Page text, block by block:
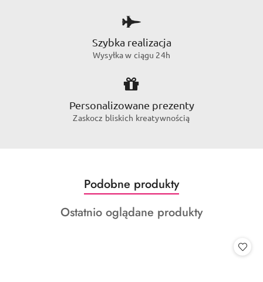
Szybka realizacja
Wysyłka w ciągu 24h
Personalizowane prezenty
Zaskocz bliskich kreatywnością
Pomiń karuzelę produktów
Produkty
o
statusie:
Podobne produkty
Produkty
Ostatnio oglądane produkty